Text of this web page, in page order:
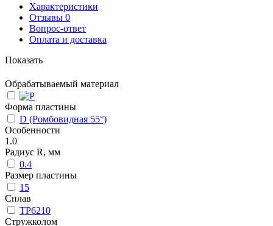
Характеристики
Отзывы 0
Вопрос-ответ
Оплата и доставка
Показать
Обрабатываемый материал
Форма пластины
D (Ромбовидная 55°)
Особенности
1.0
Радиус R, мм
0.4
Размер пластины
15
Сплав
TP6210
Стружколом